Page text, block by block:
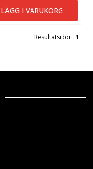
LÄGG I VARUKORG
Resultatsidor: 1